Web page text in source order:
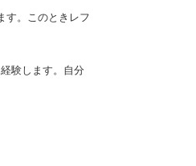
す。このときレフ
験します。自分